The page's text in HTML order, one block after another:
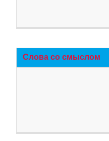
Слова со смыслом